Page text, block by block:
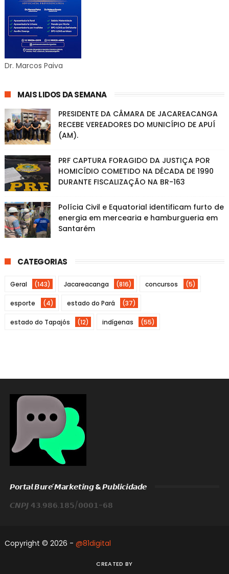
Dr. Marcos Paiva
MAIS LIDOS DA SEMANA
PRESIDENTE DA CÂMARA DE JACAREACANGA
RECEBE VEREADORES DO MUNICÍPIO DE APUÍ
(AM).
PRF CAPTURA FORAGIDO DA JUSTIÇA POR
HOMICÍDIO COMETIDO NA DÉCADA DE 1990
DURANTE FISCALIZAÇÃO NA BR-163
Polícia Civil e Equatorial identificam furto de
energia em mercearia e hamburgueria em
Santarém
CATEGORIAS
Geral (143) Jacareacanga (816) concursos (5)
esporte (4) estado do Pará (37)
estado do Tapajós (12) indígenas (55)
𝙋𝙤𝙧𝙩𝙖𝙡 𝘽𝙪𝙧𝙚́ 𝙈𝙖𝙧𝙠𝙚𝙩𝙞𝙣𝙜 & 𝙋𝙪𝙗𝙡𝙞𝙘𝙞𝙙𝙖𝙙𝙚
𝘾𝙉𝙋𝙅 𝟰𝟯.𝟵𝟴𝟲.𝟭𝟴𝟱/𝟬𝟬𝟬𝟭-𝟲𝟴
Copyright © 2026 - @81digital
CREATED BY